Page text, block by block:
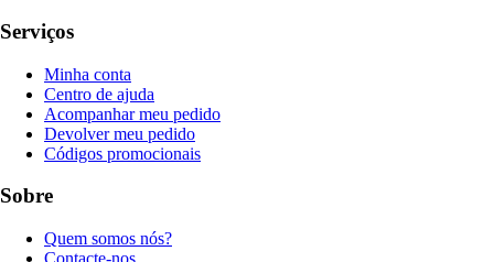
Serviços
Minha conta
Centro de ajuda
Acompanhar meu pedido
Devolver meu pedido
Códigos promocionais
Sobre
Quem somos nós?